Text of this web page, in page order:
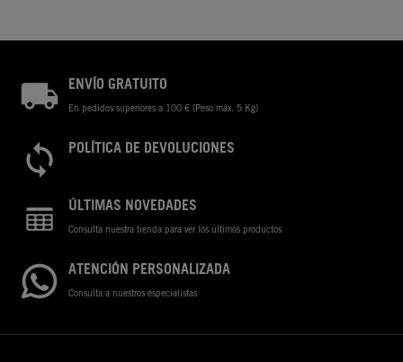
ENVÍO GRATUITO
En pedidos superiores a 100 € (Peso máx. 5 Kg)
POLÍTICA DE DEVOLUCIONES
ÚLTIMAS NOVEDADES
Consulta nuestra tienda para ver los últimos productos
ATENCIÓN PERSONALIZADA
Consulta a nuestros especialistas